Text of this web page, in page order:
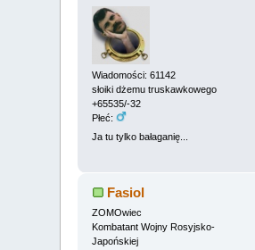
Wiadomości: 61142
słoiki dżemu truskawkowego
+65535/-32
Płeć:
Ja tu tylko bałaganię...
Fasiol
ZOMOwiec
Kombatant Wojny Rosyjsko-
Japońskiej